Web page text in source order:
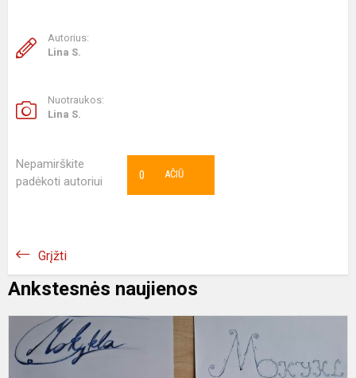
Autorius:
Lina S.
Nuotraukos:
Lina S.
Nepamirškite
padėkoti autoriui
AČIŪ
0
Grįžti
Ankstesnės naujienos